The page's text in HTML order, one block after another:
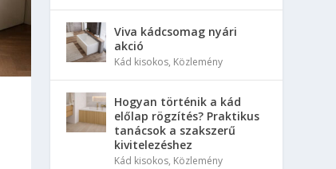
Viva kádcsomag nyári
akció
Kád kisokos, Közlemény
Hogyan történik a kád
előlap rögzítés? Praktikus
tanácsok a szakszerű
kivitelezéshez
Kád kisokos, Közlemény